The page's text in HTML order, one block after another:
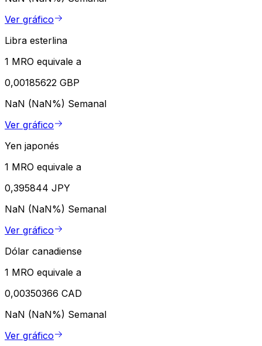
Ver gráfico
Libra esterlina
1 MRO equivale a
0,00185622 GBP
NaN (NaN%) Semanal
Ver gráfico
Yen japonés
1 MRO equivale a
0,395844 JPY
NaN (NaN%) Semanal
Ver gráfico
Dólar canadiense
1 MRO equivale a
0,00350366 CAD
NaN (NaN%) Semanal
Ver gráfico